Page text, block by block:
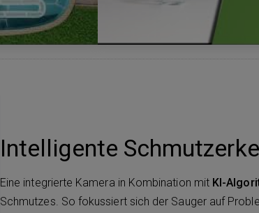
Intelligente
Eine integrierte Kamera in Kombination mit KI-
Schmutzes. So fokussiert sich der Sauger auf